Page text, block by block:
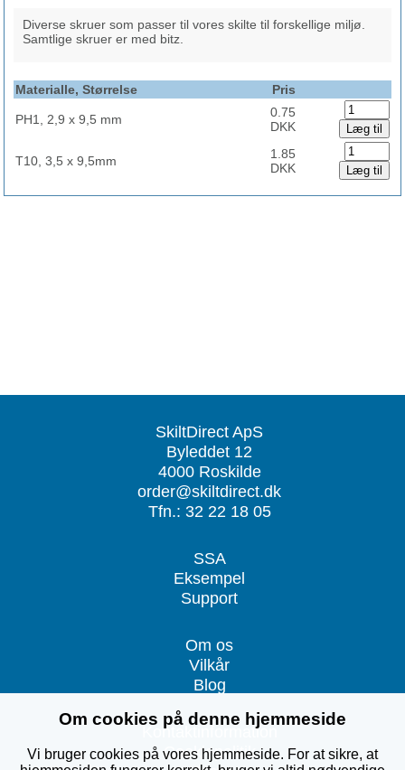
Diverse skruer som passer til vores skilte til forskellige miljø.
Samtlige skruer er med bitz.
Materialle, Størrelse Pris
PH1, 2,9 x 9,5 mm
0.75
DKK
T10, 3,5 x 9,5mm
1.85
DKK
SkiltDirect ApS
Byleddet 12
4000 Roskilde
order@skiltdirect.dk
Tfn.: 32 22 18 05
SSA
Eksempel
Support
Om os
Vilkår
Blog
Kontaktinformation
Cookiepolitik
Om cookies på denne hjemmeside
Vi bruger cookies på vores hjemmeside. For at sikre, at